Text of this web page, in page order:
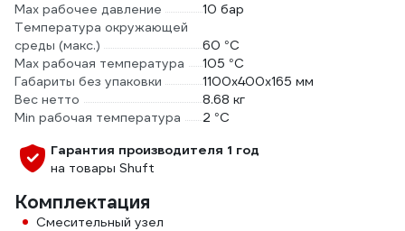
Мах рабочее давление
10 бар
Температура окружающей
среды (макс.)
60 °С
Мах рабочая температура
105 °С
Габариты без упаковки
1100x400x165 мм
Вес нетто
8.68 кг
Min рабочая температура
2 °С
Гарантия производителя 1 год
на товары Shuft
Комплектация
Смесительный узел